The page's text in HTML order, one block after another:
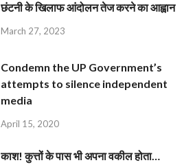
छंटनी के खिलाफ आंदोलन तेज करने का आह्वान
March 27, 2023
Condemn the UP Government’s
attempts to silence independent
media
April 15, 2020
काश! कुत्तों के पास भी अपना वकील होता…